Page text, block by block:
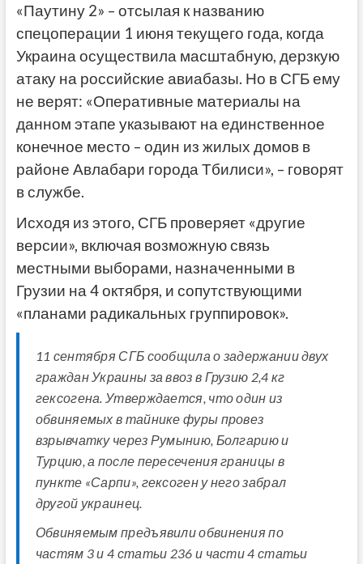
«Паутину 2» – отсылая к названию
спецоперации 1 июня текущего года, когда
Украина осуществила масштабную, дерзкую
атаку на российские авиабазы. Но в СГБ ему
не верят: «Оперативные материалы на
данном этапе указывают на единственное
конечное место – один из жилых домов в
районе Авлабари города Тбилиси», – говорят
в службе.
Исходя из этого, СГБ проверяет «другие
версии», включая возможную связь
местными выборами, назначенными в
Грузии на 4 октября, и сопутствующими
«планами радикальных группировок».
11 сентября СГБ сообщила о задержании двух
граждан Украины за ввоз в Грузию 2,4 кг
гексогена. Утверждается, что один из
обвиняемых в тайнике фуры провез
взрывчатку через Румынию, Болгарию и
Турцию, а после пересечения границы в
пункте «Сарпи», гексоген у него забрал
другой украинец.
Обвиняемым предъявили обвинения по
частям 3 и 4 статьи 236 и части 4 статьи